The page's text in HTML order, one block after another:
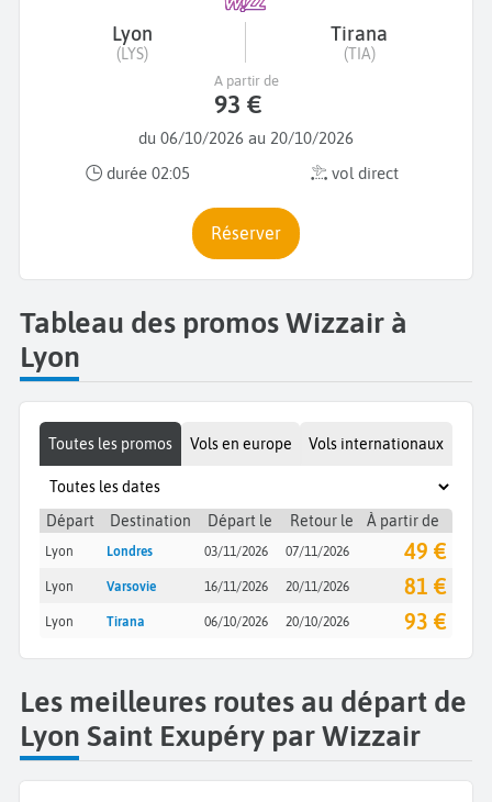
Lyon
(LYS)
Tirana
(TIA)
du 06/10/2026 au 20/10/2026
durée 02:05
vol direct
A partir de
93 €
Réserver
Tableau des promos Wizzair à
Lyon
Toutes les promos Vols en europe Vols internationaux
Départ Destination Départ le Retour le À partir de
Lyon Londres 03/11/2026 07/11/2026 49 €
Lyon Varsovie 16/11/2026 20/11/2026 81 €
Lyon Tirana 06/10/2026 20/10/2026 93 €
Les meilleures routes au départ de
Lyon Saint Exupéry par Wizzair